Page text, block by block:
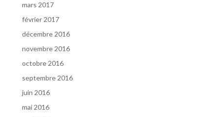
mars 2017
février 2017
décembre 2016
novembre 2016
octobre 2016
septembre 2016
juin 2016
mai 2016